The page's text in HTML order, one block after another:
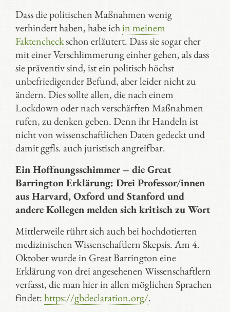
Dass die politischen Maßnahmen wenig
verhindert haben, habe ichin meinem
Faktencheckschon erläutert. Dass sie sogar eher
mit einer Verschlimmerung einher gehen, als dass
sie präventiv sind, ist ein politisch höchst
unbefriedigender Befund, aber leider nicht zu
ändern. Dies sollte allen, die nach einem
Lockdown oder nach verschärften Maßnahmen
rufen, zu denken geben. Denn ihr Handeln ist
nicht von wissenschaftlichen Daten gedeckt und
damit ggfls. auch juristisch angreifbar.
Ein Hoffnungsschimmer – die Great
Barrington Erklärung: Drei Professor/innen
aus Harvard, Oxford und Stanford und
andere Kollegen melden sich kritisch zu Wort
Mittlerweile rührt sich auch bei hochdotierten
medizinischen Wissenschaftlern Skepsis. Am 4.
Oktober wurde in Great Barrington eine
Erklärung von drei angesehenen Wissenschaftlern
verfasst, die man hier in allen möglichen Sprachen
findet:https://gbdeclaration.org/.